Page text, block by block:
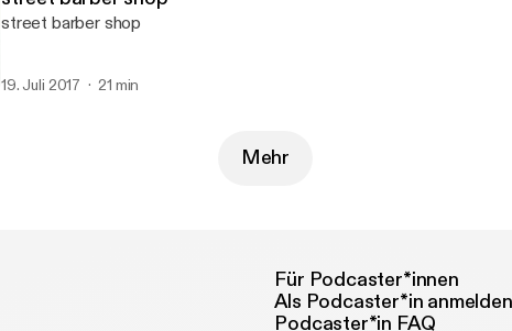
street barber shop
19. Juli 2017 21 min
Mehr
Für Podcaster*innen
Als Podcaster*in anmelden
Podcaster*in FAQ